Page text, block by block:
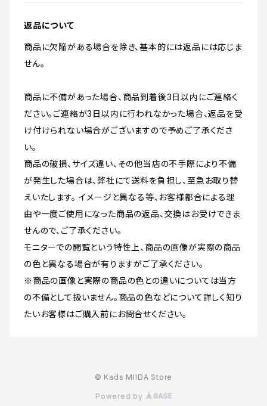
返品について
商品に欠陥がある場合を除き、基本的には返品には応じま
せん。
商品に不備があった場合、商品到着後3日以内にご連絡く
ださい。ご連絡が3日以内に行われなかった場合、返品を受
け付けられない場合がございますので予めご了承くださ
い。
商品の破損、サイズ違い、その他当店の不手際により不備
が発生した場合は、弊社にて送料を負担し、至急お取り替
えいたします。 イメージと異なる等、お客様都合による理
由や一度ご使用になった商品の返品、交換はお受けできま
せんので、ご了承ください。
モニターでの閲覧という特性上、商品の画像が実際の商品
の色と異なる場合が有りますがご了承ください。
※商品の画像と実際の商品の色との違いについては当方
の不備として扱いません。商品の色などについて詳しく知り
たいお客様はご購入前にお問合せください。
© Kads MIIDA Store
Powered by